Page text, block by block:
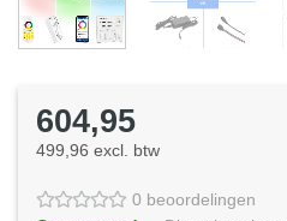
604,95
499,96 excl. btw
0 beoordelingen